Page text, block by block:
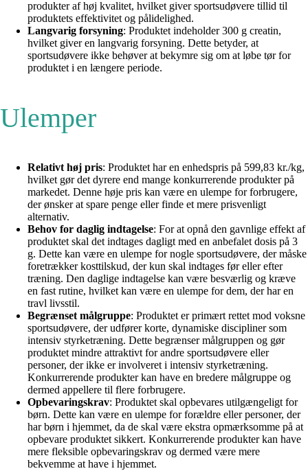
produkter af høj kvalitet, hvilket giver sportsudøvere tillid til
produktets effektivitet og pålidelighed.
Langvarig forsyning: Produktet indeholder 300 g creatin,
hvilket giver en langvarig forsyning. Dette betyder, at
sportsudøvere ikke behøver at bekymre sig om at løbe tør for
produktet i en længere periode.
Ulemper
Relativt høj pris: Produktet har en enhedspris på 599,83 kr./kg,
hvilket gør det dyrere end mange konkurrerende produkter på
markedet. Denne høje pris kan være en ulempe for forbrugere,
der ønsker at spare penge eller finde et mere prisvenligt
alternativ.
Behov for daglig indtagelse: For at opnå den gavnlige effekt af
produktet skal det indtages dagligt med en anbefalet dosis på 3
g. Dette kan være en ulempe for nogle sportsudøvere, der måske
foretrækker kosttilskud, der kun skal indtages før eller efter
træning. Den daglige indtagelse kan være besværlig og kræve
en fast rutine, hvilket kan være en ulempe for dem, der har en
travl livsstil.
Begrænset målgruppe: Produktet er primært rettet mod voksne
sportsudøvere, der udfører korte, dynamiske discipliner som
intensiv styrketræning. Dette begrænser målgruppen og gør
produktet mindre attraktivt for andre sportsudøvere eller
personer, der ikke er involveret i intensiv styrketræning.
Konkurrerende produkter kan have en bredere målgruppe og
dermed appellere til flere forbrugere.
Opbevaringskrav: Produktet skal opbevares utilgængeligt for
børn. Dette kan være en ulempe for forældre eller personer, der
har børn i hjemmet, da de skal være ekstra opmærksomme på at
opbevare produktet sikkert. Konkurrerende produkter kan have
mere fleksible opbevaringskrav og dermed være mere
bekvemme at have i hjemmet.